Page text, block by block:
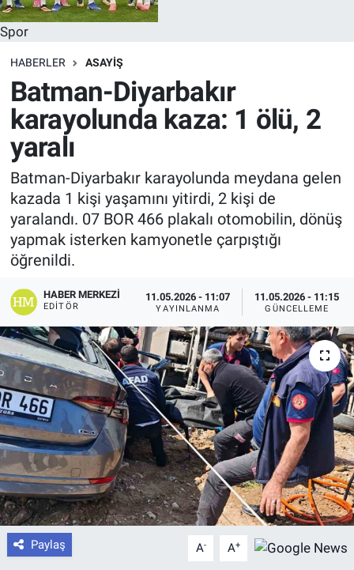
Spor
HABERLER ASAYIŞ
Batman-Diyarbakır
karayolunda kaza: 1 ölü, 2
yaralı
Batman-Diyarbakır karayolunda meydana gelen
kazada 1 kişi yaşamını yitirdi, 2 kişi de
yaralandı. 07 BOR 466 plakalı otomobilin, dönüş
yapmak isterken kamyonetle çarpıştığı
öğrenildi.
HABER MERKEZI
EDITÖR
11.05.2026 - 11:07
YAYINLANMA
11.05.2026 - 11:15
GÜNCELLEME
Paylaş A- A+